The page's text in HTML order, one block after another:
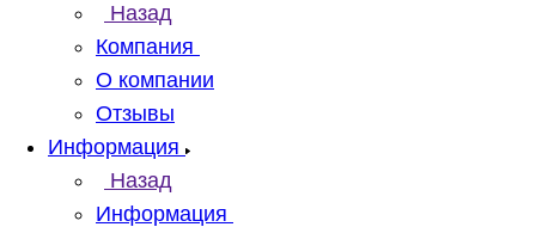
Назад
Компания
О компании
Отзывы
Информация
Назад
Информация